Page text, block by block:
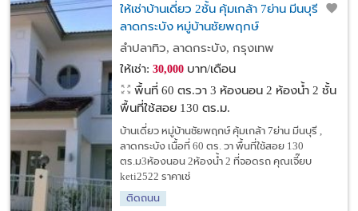
ให้เช่าบ้านเดี่ยว 2ชั้น คุ้มเกล้า 7ย่าน มีนบุรี ,
ลาดกระบัง หมู่บ้านชัยพฤกษ์
ลำปลาทิว, ลาดกระบัง, กรุงเทพ
ให้เช่า: 30,000บาท/เดือน
พื้นที่ 60 ตร.วา 3 ห้องนอน 2 ห้องน้ำ 2 ชั้น
พื้นที่ใช้สอย 130 ตร.ม.
บ้านเดี่ยว หมู่บ้านชัยพฤกษ์ คุ้มเกล้า 7ย่าน มีนบุรี ,
ลาดกระบัง เนื้อที่ 60 ตร. วา พื้นที่ใช้สอย 130
ตร.ม3ห้องนอน 2ห้องน้ำ 2 ที่จอดรถ คุณเจี๊ยบ
keti2522 ราคาเช่
ติดถนน